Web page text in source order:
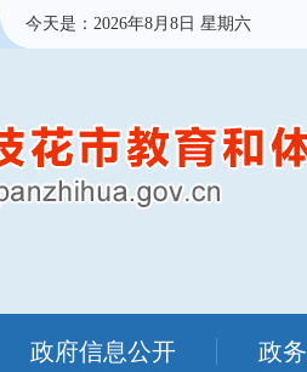
今天是： 2026年8月8日 星期六
政府信息公开 政